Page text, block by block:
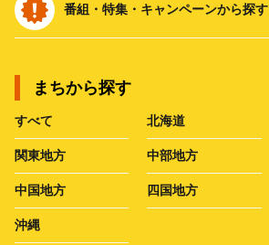
番組・特集・キャンペーンから探す
まちから探す
すべて 北海道
関東地方 中部地方
中国地方 四国地方
沖縄